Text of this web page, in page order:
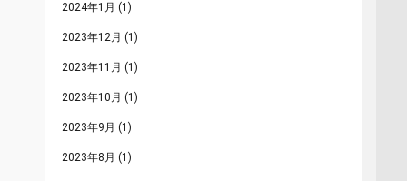
2024年1月 (1)
2023年12月 (1)
2023年11月 (1)
2023年10月 (1)
2023年9月 (1)
2023年8月 (1)